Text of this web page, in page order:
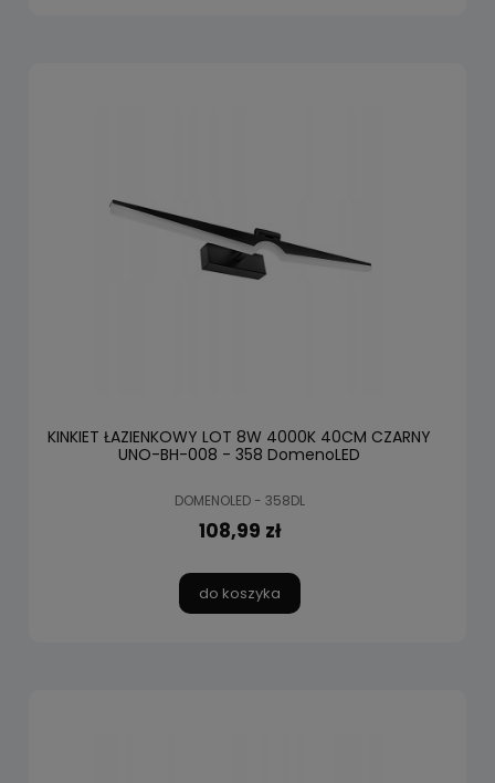
KINKIET ŁAZIENKOWY LOT 8W 4000K 40CM CZARNY
UNO-BH-008 - 358 DomenoLED
DOMENOLED - 358DL
108,99 zł
do koszyka